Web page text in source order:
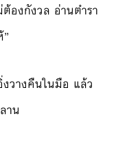
องกังวล อ่านตำรา
วางคืนในมือ แล้ว
าน